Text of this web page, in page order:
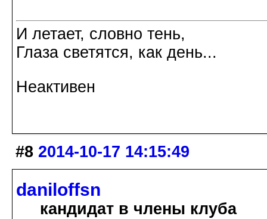
И летает, словно тень,
Глаза светятся, как день...
Неактивен
#8 2014-10-17 14:15:49
daniloffsn
кандидат в члены клуба